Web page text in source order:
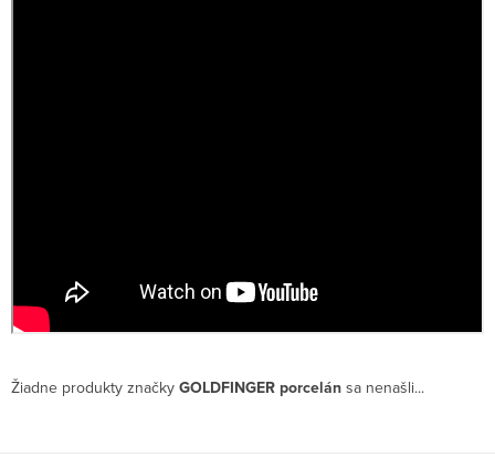
Žiadne produkty značky GOLDFINGER porcelán sa nenašli...